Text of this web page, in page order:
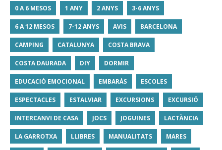
0 A 6 MESOS 1 ANY 2 ANYS 3-6 ANYS
6 A 12 MESOS 7-12 ANYS AVIS BARCELONA
CAMPING CATALUNYA COSTA BRAVA
COSTA DAURADA DIY DORMIR
EDUCACIÓ EMOCIONAL EMBARÀS ESCOLES
ESPECTACLES ESTALVIAR EXCURSIONS EXCURSIÓ
INTERCANVI DE CASA JOCS JOGUINES LACTÀNCIA
LA GARROTXA LLIBRES MANUALITATS MARES